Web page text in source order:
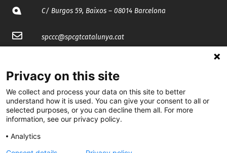
C/ Burgos 59, Baixos – 08014 Barcelona
spccc@spcgtcatalunya.cat
@CGTCatalunya
cgtcatalunya
cgtcatalunya
Privacy on this site
We collect and process your data on this site to better
understand how it is used. You can give your consent to all or
selected purposes, or you can decline them all. For more
information, see our privacy policy.
Analytics